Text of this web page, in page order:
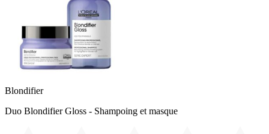
Blondifier
Duo Blondifier Gloss - Shampoing et masque